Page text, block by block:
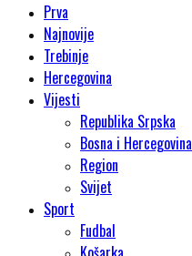
Prva
Najnovije
Trebinje
Hercegovina
Vijesti
Republika Srpska
Bosna i Hercegovina
Region
Svijet
Sport
Fudbal